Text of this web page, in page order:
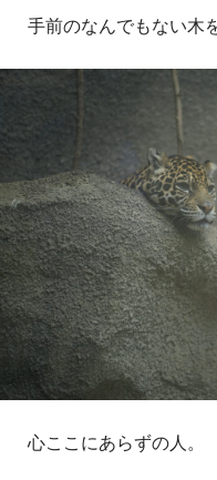
手前のなんでもない木
心ここにあらずの人。